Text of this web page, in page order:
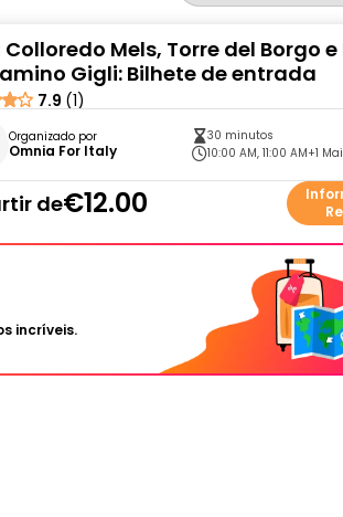
Mels, Torre del Borgo e
Gigli: Bilhete de entrada
7.9 (1)
Organizado por
Omnia For Italy
30 minutos
10:00 AM, 11:00 AM+1
de€12.00
incríveis.